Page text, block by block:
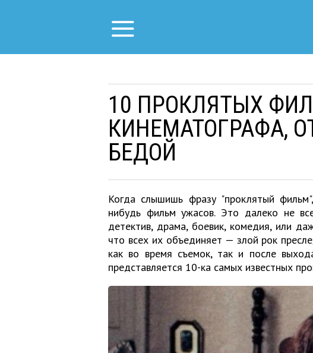
10 ПРОКЛЯТЫХ
КИНЕМАТОГРАФА,
БЕДОЙ
Когда слышишь фразу "проклятый
нибудь фильм ужасов. Это далеко не
детектив, драма, боевик, комедия, или
что всех их объединяет — злой рок
как во время съемок, так и после
представляется 10-ка самых известных